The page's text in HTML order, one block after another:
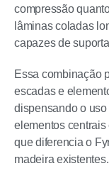
compressão
lâminas coladas
capazes de
Essa combinação
escadas e
dispensando o
elementos
que diferencia o
madeira existentes.